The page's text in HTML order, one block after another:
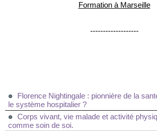
Formation à Marseille
-------------------
Florence Nightingale : pionnière de la
le système hospitalier ?
Corps vivant, vie malade et activité
comme soin de soi.